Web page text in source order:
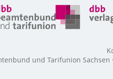
und Tarifunion Sachsen